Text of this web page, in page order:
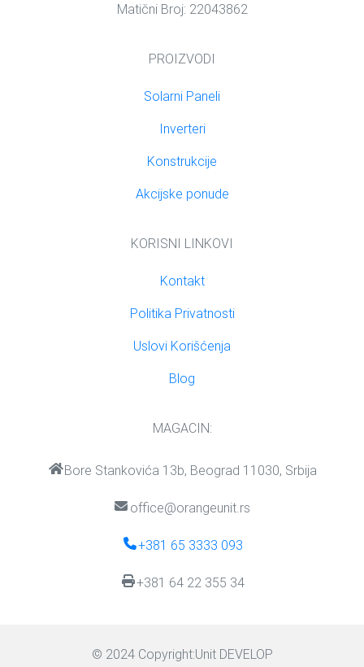
Matični Broj: 22043862
PROIZVODI
Solarni Paneli
Inverteri
Konstrukcije
Akcijske ponude
KORISNI LINKOVI
Kontakt
Politika Privatnosti
Uslovi Korišćenja
Blog
MAGACIN:
Bore Stankovića 13b, Beograd 11030, Srbija
office@orangeunit.rs
+381 65 3333 093
+381 64 22 355 34
© 2024 Copyright:Unit DEVELOP